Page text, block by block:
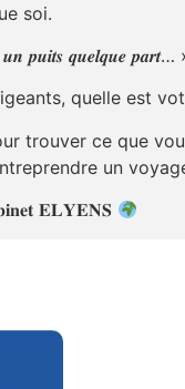
soi.
𝒖𝒏 𝒑𝒖𝒊𝒕𝒔 𝒒𝒖𝒆𝒍𝒒𝒖𝒆 𝒑𝒂𝒓𝒕…
quelle est
trouver ce que
un
𝐄𝐋𝐘𝐄𝐍𝐒